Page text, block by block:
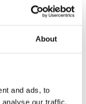
About
and ads, to
our traffic.